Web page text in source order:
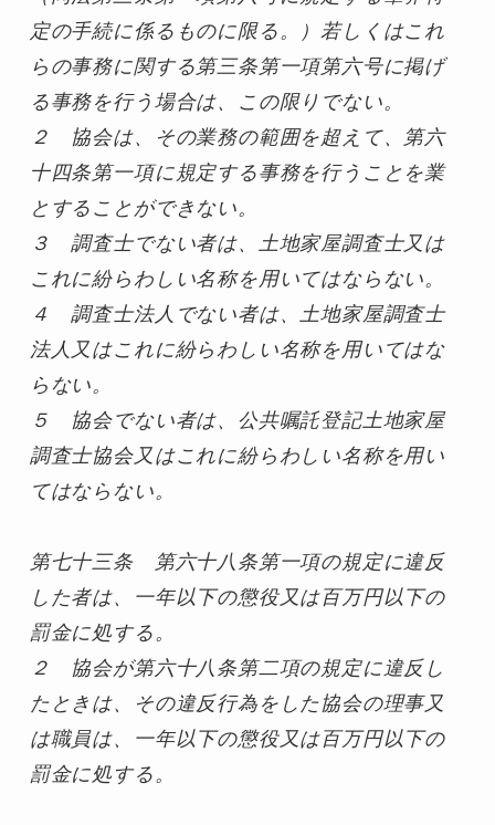
定の手続に係るものに限る。）若しくはこれ
らの事務に関する第三条第一項第六号に掲げ
る事務を行う場合は、この限りでない。
２　協会は、その業務の範囲を超えて、第六
十四条第一項に規定する事務を行うことを業
とすることができない。
３　調査士でない者は、土地家屋調査士又は
これに紛らわしい名称を用いてはならない。
４　調査士法人でない者は、土地家屋調査士
法人又はこれに紛らわしい名称を用いてはな
らない。
５　協会でない者は、公共嘱託登記土地家屋
調査士協会又はこれに紛らわしい名称を用い
てはならない。
第七十三条　第六十八条第一項の規定に違反
した者は、一年以下の懲役又は百万円以下の
罰金に処する。
２　協会が第六十八条第二項の規定に違反し
たときは、その違反行為をした協会の理事又
は職員は、一年以下の懲役又は百万円以下の
罰金に処する。